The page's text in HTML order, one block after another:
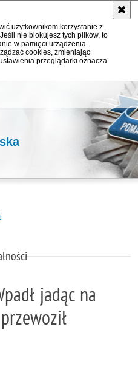
użytkownikom korzystanie z
nie blokujesz tych plików, to
w pamięci urządzenia.
cookies, zmieniając
przeglądarki oznacza
jadąc na